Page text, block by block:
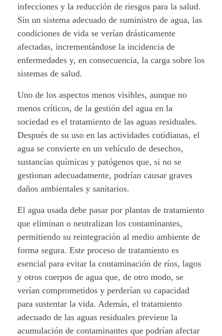
infecciones y la reducción de riesgos para la salud.
Sin un sistema adecuado de suministro de agua, las
condiciones de vida se verían drásticamente
afectadas, incrementándose la incidencia de
enfermedades y, en consecuencia, la carga sobre los
sistemas de salud.
Uno de los aspectos menos visibles, aunque no
menos críticos, de la gestión del agua en la
sociedad es el tratamiento de las aguas residuales.
Después de su uso en las actividades cotidianas, el
agua se convierte en un vehículo de desechos,
sustancias químicas y patógenos que, si no se
gestionan adecuadamente, podrían causar graves
daños ambientales y sanitarios.
El agua usada debe pasar por plantas de tratamiento
que eliminan o neutralizan los contaminantes,
permitiendo su reintegración al medio ambiente de
forma segura. Este proceso de tratamiento es
esencial para evitar la contaminación de ríos, lagos
y otros cuerpos de agua que, de otro modo, se
verían comprometidos y perderían su capacidad
para sustentar la vida. Además, el tratamiento
adecuado de las aguas residuales previene la
acumulación de contaminantes que podrían afectar